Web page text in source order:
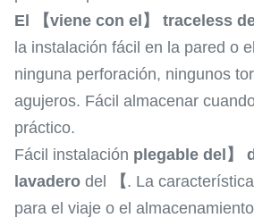
El 【viene con el】 traceless
la instalación fácil en la pared o
ninguna perforación, ningunos
agujeros. Fácil almacenar
práctico.
Fácil instalación plegable del】
lavadero del 【. La
para el viaje o el